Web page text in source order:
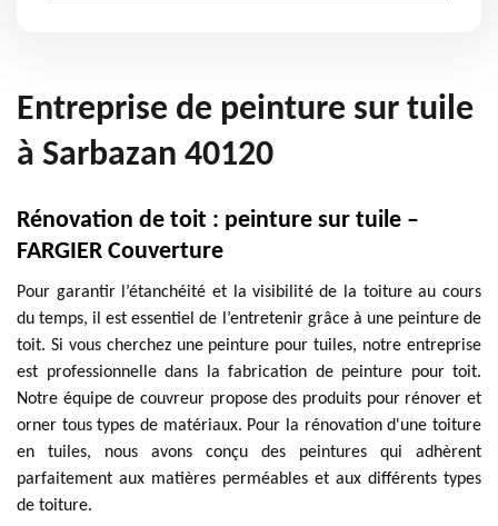
Entreprise de peinture sur tuile
à Sarbazan 40120
Rénovation de toit : peinture sur tuile –
FARGIER Couverture
Pour garantir l’étanchéité et la visibilité de la toiture au cours
du temps, il est essentiel de l’entretenir grâce à une peinture de
toit. Si vous cherchez une peinture pour tuiles, notre entreprise
est professionnelle dans la fabrication de peinture pour toit.
Notre équipe de couvreur propose des produits pour rénover et
orner tous types de matériaux. Pour la rénovation d'une toiture
en tuiles, nous avons conçu des peintures qui adhèrent
parfaitement aux matières perméables et aux différents types
de toiture.